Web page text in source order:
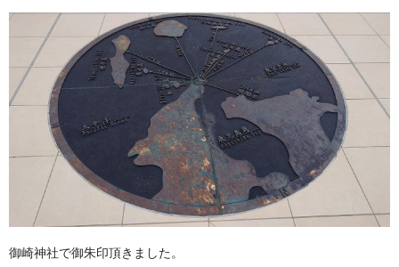
御崎神社で御朱印頂きました。